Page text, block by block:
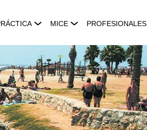
MICE PROFESIONALES